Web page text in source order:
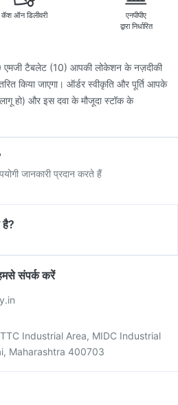
कॅश ऑन डिलीवरी
एनपीपीए
द्वारा निर्धारित
एमजी टैबलेट (10) आपकी लोकेशन के नज़दीकी
किया जाएगा। ऑर्डर स्वीकृति और पूर्ति आपके
हो) और इस दवा के मौजूदा स्टॉक के
जानकारी प्रदान करते हैं
है?
संपर्क करें
Industrial Area, MIDC Industrial
Maharashtra 400703